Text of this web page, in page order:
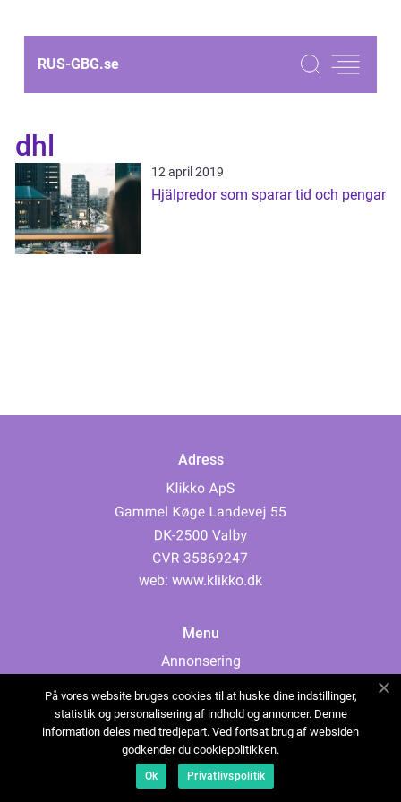
RUS-GBG.se
dhl
12 april 2019
Hjälpredor som sparar tid och pengar
Adress
web: www.klikko.dk
Menu
Annonsering
Cookies
Kontakta oss
Sitemap
På vores website bruges cookies til at huske dine indstillinger,
statistik og personalisering af indhold og annoncer. Denne
information deles med tredjepart. Ved fortsat brug af websiden
godkender du cookiepolitikken.
Ok Privatlivspolitik